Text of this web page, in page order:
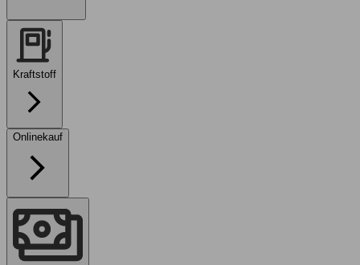
Kraftstoff
Onlinekauf